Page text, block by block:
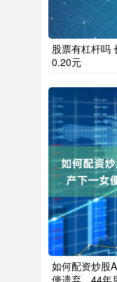
股票有杠杆吗
0.20元
如何配资炒股
便遗弃，44年